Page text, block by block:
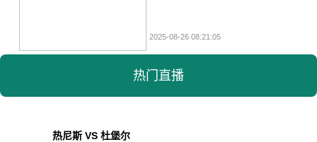
2025-08-26 08:21:05
热门直播
热尼斯 VS 杜堡尔